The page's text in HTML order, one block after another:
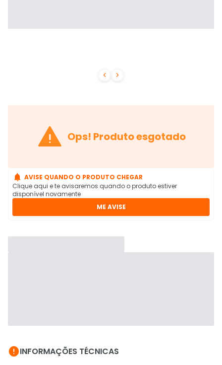
 
 Ops! Produto esgotado
 AVISE QUANDO O PRODUTO CHEGAR
Clique aqui e te avisaremos quando o produto estiver
disponível novamente
ME AVISE
INFORMAÇÕES TÉCNICAS